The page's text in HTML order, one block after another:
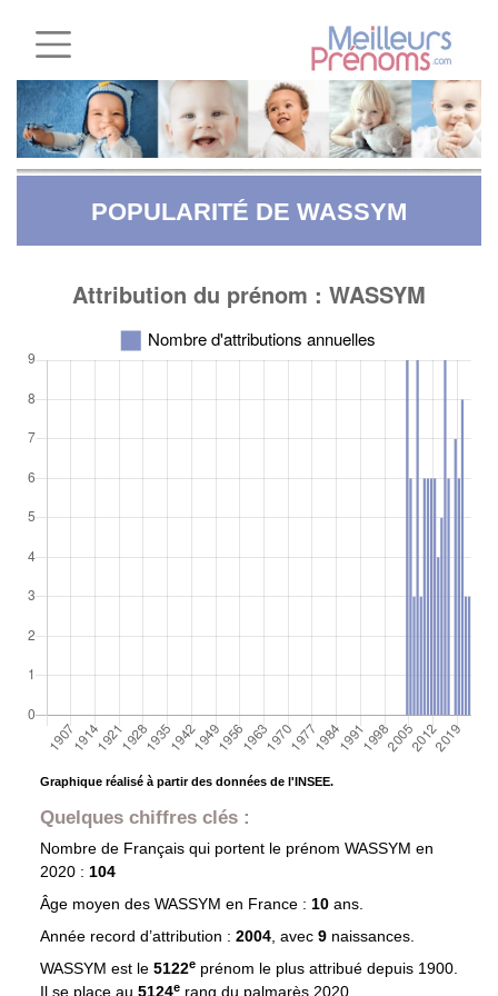
POPULARITÉ DE WASSYM
Graphique réalisé à partir des données de l'INSEE.
Quelques chiffres clés :
Nombre de Français qui portent le prénom WASSYM en
2020 : 104
Âge moyen des WASSYM en France : 10 ans.
Année record d’attribution : 2004, avec 9 naissances.
WASSYM est le 5122eprénom le plus attribué depuis 1900.
Il se place au 5124e rang du palmarès 2020.